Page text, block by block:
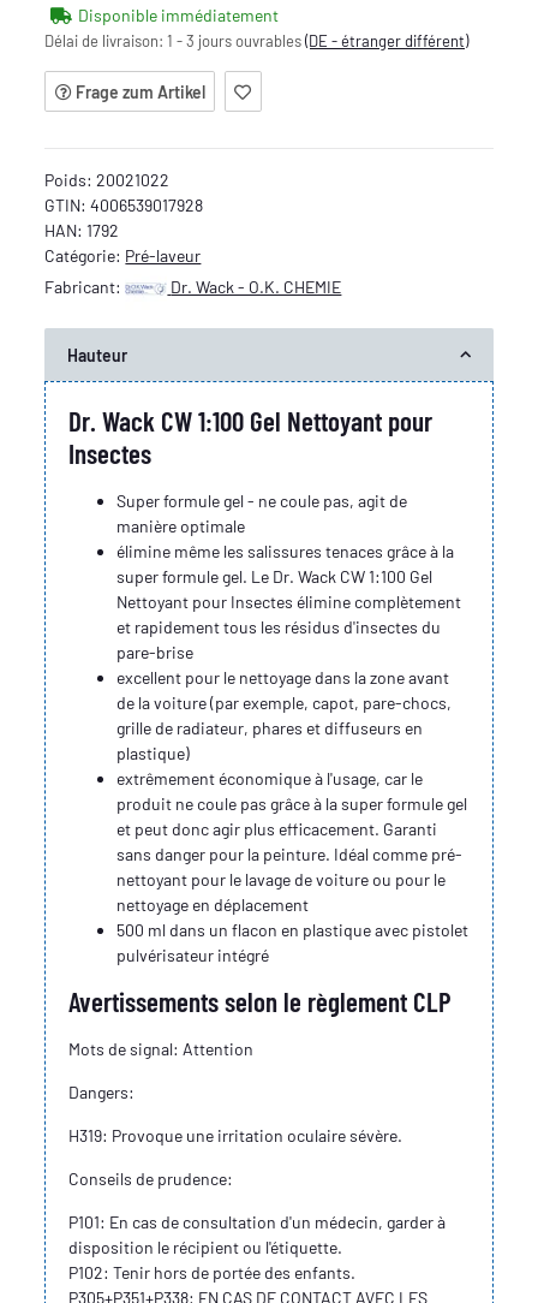
Disponible immédiatement
Délai de livraison:1 - 3 jours ouvrables(DE - étranger différent)
Frage zum Artikel
Poids:20021022
GTIN: 4006539017928
HAN: 1792
Catégorie: Pré-laveur
Fabricant:
Dr. Wack - O.K. CHEMIE
Hauteur
Dr. Wack CW 1:100 Gel Nettoyant pour
Insectes
Super formule gel - ne coule pas, agit de
manière optimale
élimine même les salissures tenaces grâce à la
super formule gel. Le Dr. Wack CW 1:100 Gel
Nettoyant pour Insectes élimine complètement
et rapidement tous les résidus d'insectes du
pare-brise
excellent pour le nettoyage dans la zone avant
de la voiture (par exemple, capot, pare-chocs,
grille de radiateur, phares et diffuseurs en
plastique)
extrêmement économique à l'usage, car le
produit ne coule pas grâce à la super formule gel
et peut donc agir plus efficacement. Garanti
sans danger pour la peinture. Idéal comme pré-
nettoyant pour le lavage de voiture ou pour le
nettoyage en déplacement
500 ml dans un flacon en plastique avec pistolet
pulvérisateur intégré
Avertissements selon le règlement CLP
Mots de signal: Attention
Dangers:
H319: Provoque une irritation oculaire sévère.
Conseils de prudence:
P101: En cas de consultation d'un médecin, garder à
disposition le récipient ou l'étiquette.
P102: Tenir hors de portée des enfants.
P305+P351+P338: EN CAS DE CONTACT AVEC LES